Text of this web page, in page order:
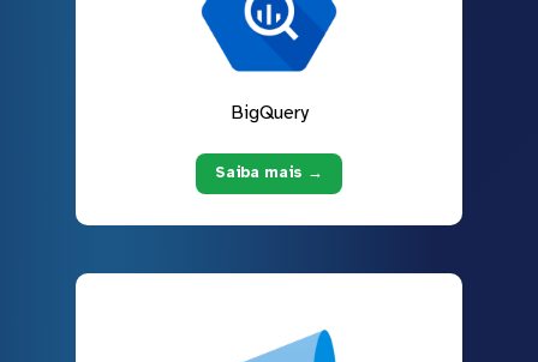
BigQuery
Saiba mais →